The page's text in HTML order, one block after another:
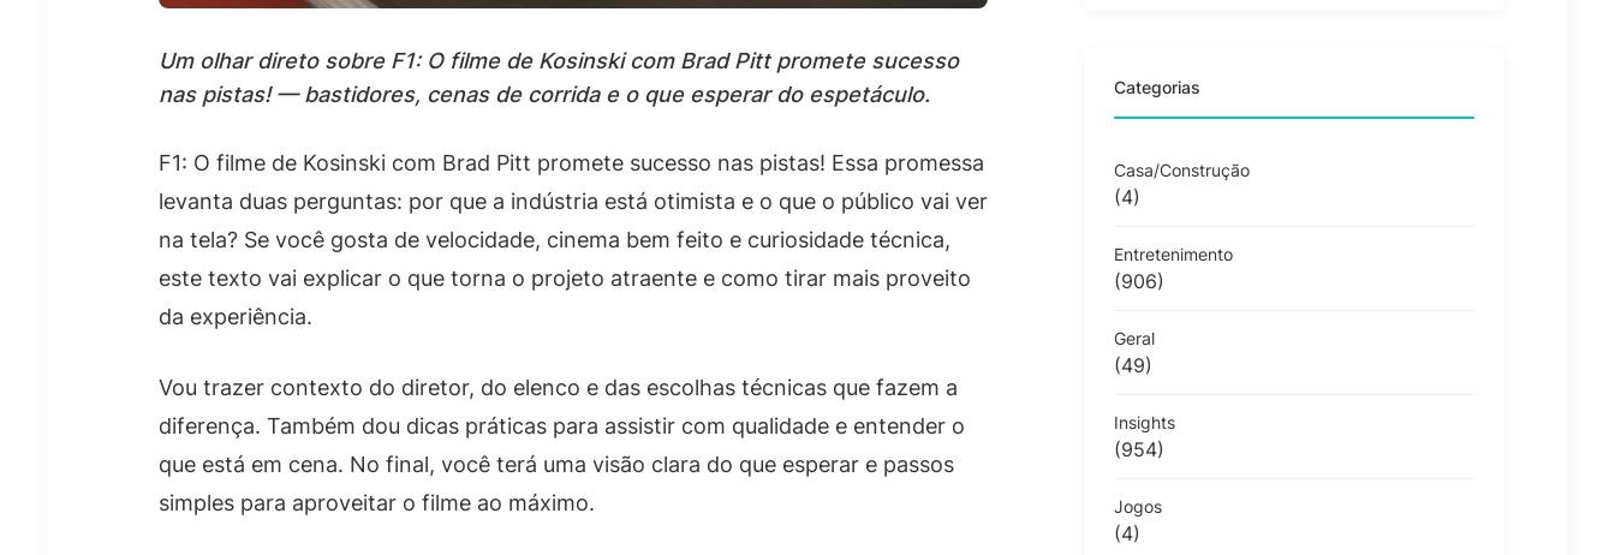
Um olhar direto sobre F1: O filme de Kosinski com Brad Pitt promete sucesso
nas pistas! — bastidores, cenas de corrida e o que esperar do espetáculo.
F1: O filme de Kosinski com Brad Pitt promete sucesso nas pistas! Essa promessa
levanta duas perguntas: por que a indústria está otimista e o que o público vai ver
na tela? Se você gosta de velocidade, cinema bem feito e curiosidade técnica,
este texto vai explicar o que torna o projeto atraente e como tirar mais proveito
da experiência.
Vou trazer contexto do diretor, do elenco e das escolhas técnicas que fazem a
diferença. Também dou dicas práticas para assistir com qualidade e entender o
que está em cena. No final, você terá uma visão clara do que esperar e passos
simples para aproveitar o filme ao máximo.
Categorias
Casa/Construção
(4)
Entretenimento
(906)
Geral
(49)
Insights
(954)
Jogos
(4)